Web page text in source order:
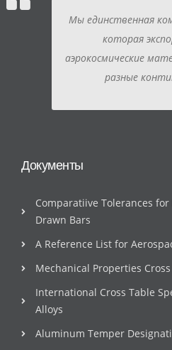
Мы единственная
которая
аэрокосмические
разные
Документы
Comparatiive Tolerances
Drawn Bars
A Reference List for
Mechanical Properties
International Cross Table
Alloys
Aluminum Temper